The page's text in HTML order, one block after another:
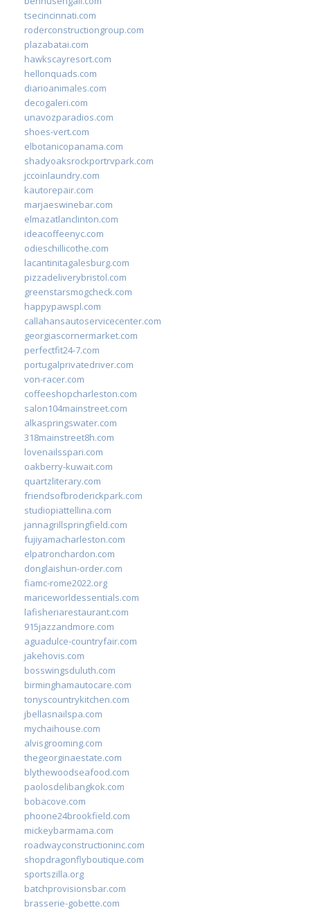
tsecincinnati.com
roderconstructiongroup.com
plazabatai.com
hawkscayresort.com
hellonquads.com
diarioanimales.com
decogaleri.com
unavozparadios.com
shoes-vert.com
elbotanicopanama.com
shadyoaksrockportrvpark.com
jccoinlaundry.com
kautorepair.com
marjaeswinebar.com
elmazatlanclinton.com
ideacoffeenyc.com
odieschillicothe.com
lacantinitagalesburg.com
pizzadeliverybristol.com
greenstarsmogcheck.com
happypawspl.com
callahansautoservicecenter.com
georgiascornermarket.com
perfectfit24-7.com
portugalprivatedriver.com
von-racer.com
coffeeshopcharleston.com
salon104mainstreet.com
alkaspringswater.com
318mainstreet8h.com
lovenailsspari.com
oakberry-kuwait.com
quartzliterary.com
friendsofbroderickpark.com
studiopiattellina.com
jannagrillspringfield.com
fujiyamacharleston.com
elpatronchardon.com
donglaishun-order.com
fiamc-rome2022.org
mariceworldessentials.com
lafisheriarestaurant.com
915jazzandmore.com
aguadulce-countryfair.com
jakehovis.com
bosswingsduluth.com
birminghamautocare.com
tonyscountrykitchen.com
jbellasnailspa.com
mychaihouse.com
alvisgrooming.com
thegeorginaestate.com
blythewoodseafood.com
paolosdelibangkok.com
bobacove.com
phoone24brookfield.com
mickeybarmama.com
roadwayconstructioninc.com
shopdragonflyboutique.com
sportszilla.org
batchprovisionsbar.com
brasserie-gobette.com